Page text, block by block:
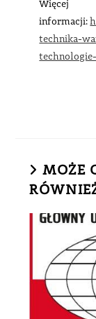
Więcej
informacji:
technika-
MOŻE